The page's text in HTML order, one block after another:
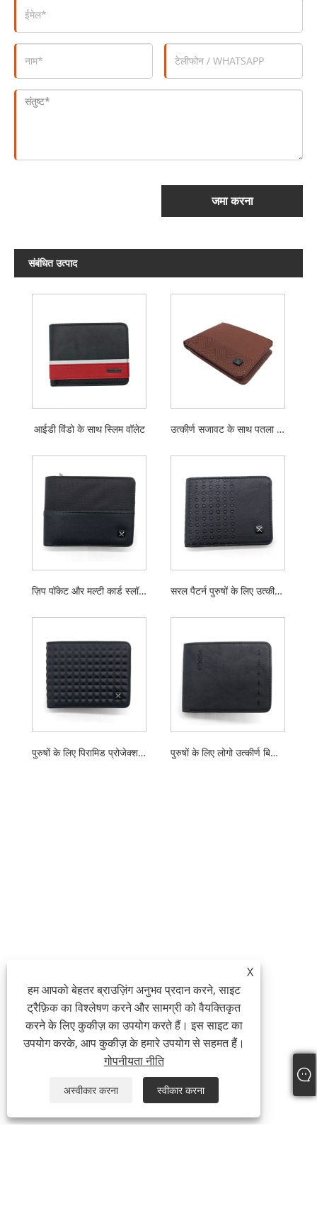
जमा करना
संबंधित उत्पाद
आईडी विंडो के साथ स्लिम वॉलेट उत्कीर्ण सजावट के साथ पतला बटुआ
ज़िप पॉकेट और मल्टी कार्ड स्लॉट के साथ सिंपल डिज़ाइन पु बिफोल्ड वॉलेट्स सरल पैटर्न पुरुषों के लिए उत्कीर्ण द्विभाजित पर्स
पुरुषों के लिए पिरामिड प्रोजेक्शन पु बिफोल्ड वॉलेट्स पुरुषों के लिए लोगो उत्कीर्ण बिफोल्ड वॉलेट के साथ सरल डिजाइन
X
हम आपको बेहतर ब्राउज़िंग अनुभव प्रदान करने, साइट
ट्रैफ़िक का विश्लेषण करने और सामग्री को वैयक्तिकृत
करने के लिए कुकीज़ का उपयोग करते हैं। इस साइट का
उपयोग करके, आप कुकीज़ के हमारे उपयोग से सहमत हैं।
गोपनीयता नीति
अस्वीकार करना स्वीकार करना